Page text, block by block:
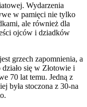
Wydarzenia
w pamięci nie tylko
ale również dla
ojców i dziadków
grzech zapomnienia, a
się w Złotowie i
70 lat temu. Jedną z
była stoczona z 30-na